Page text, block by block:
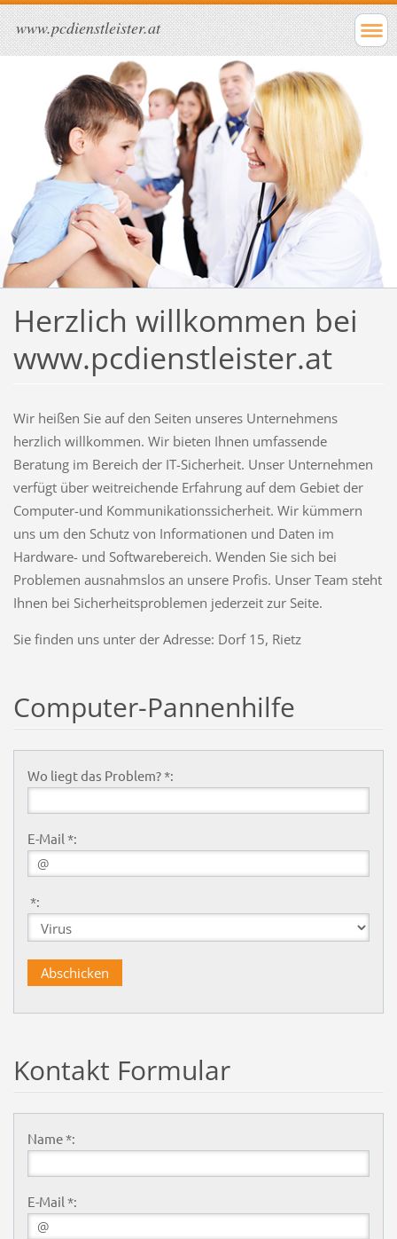
www.pcdienstleister.at
Herzlich willkommen bei
www.pcdienstleister.at
Wir heißen Sie auf den Seiten unseres Unternehmens
herzlich willkommen. Wir bieten Ihnen umfassende
Beratung im Bereich der IT-Sicherheit. Unser Unternehmen
verfügt über weitreichende Erfahrung auf dem Gebiet der
Computer-und Kommunikationssicherheit. Wir kümmern
uns um den Schutz von Informationen und Daten im
Hardware- und Softwarebereich. Wenden Sie sich bei
Problemen ausnahmslos an unsere Profis. Unser Team steht
Ihnen bei Sicherheitsproblemen jederzeit zur Seite.
Sie finden uns unter der Adresse: Dorf 15, Rietz
Computer-Pannenhilfe
Wo liegt das Problem? *:
E-Mail *:
*:
Kontakt Formular
Name *:
E-Mail *: